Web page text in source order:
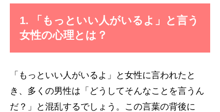
1. 「もっといい人がいるよ」と言う
女性の心理とは？
「もっといい人がいるよ」と女性に言われたと
き、多くの男性は「どうしてそんなことを言うん
だ？」と混乱するでしょう。この言葉の背後に